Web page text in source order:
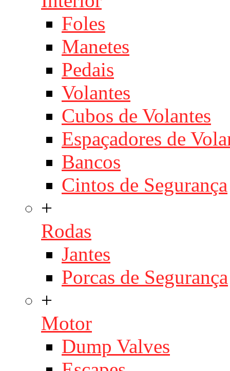
Foles
Manetes
Pedais
Volantes
Cubos de Volantes
Espaçadores de
Bancos
Cintos de Segurança
+
Rodas
Jantes
Porcas de Segurança
+
Motor
Dump Valves